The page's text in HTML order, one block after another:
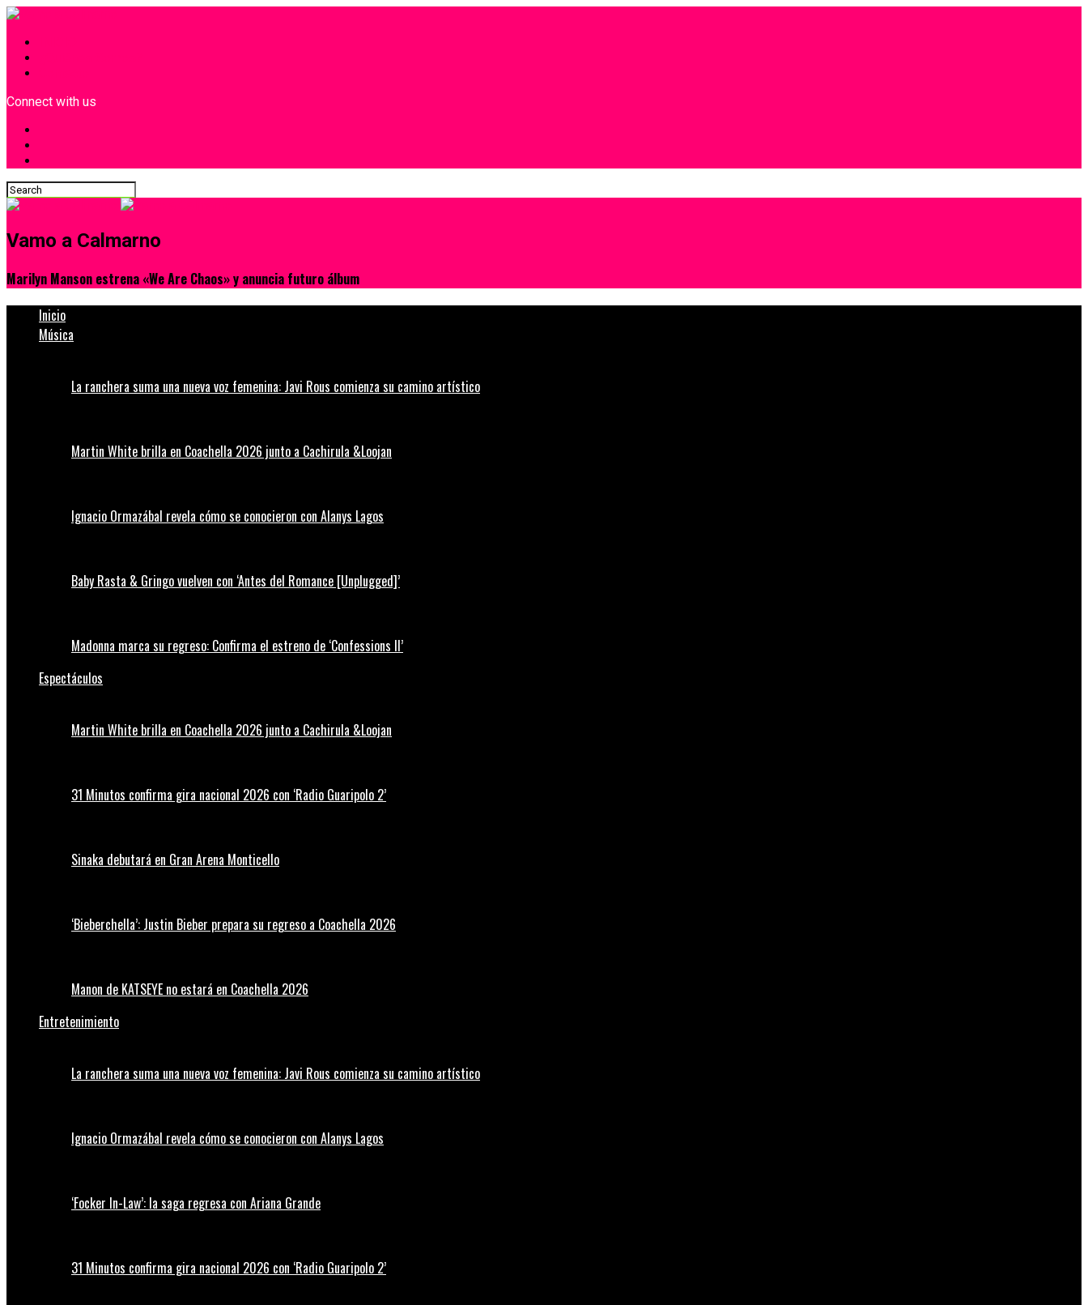
Connect with us
Vamo a Calmarno
Marilyn Manson estrena «We Are Chaos» y anuncia futuro álbum
Inicio
Música
La ranchera suma una nueva voz femenina: Javi Rous comienza su camino artístico
Martin White brilla en Coachella 2026 junto a Cachirula &Loojan
Ignacio Ormazábal revela cómo se conocieron con Alanys Lagos
Baby Rasta & Gringo vuelven con ‘Antes del Romance [Unplugged]’
Madonna marca su regreso: Confirma el estreno de ‘Confessions II’
Espectáculos
Martin White brilla en Coachella 2026 junto a Cachirula &Loojan
31 Minutos confirma gira nacional 2026 con ‘Radio Guaripolo 2’
Sinaka debutará en Gran Arena Monticello
‘Bieberchella’: Justin Bieber prepara su regreso a Coachella 2026
Manon de KATSEYE no estará en Coachella 2026
Entretenimiento
La ranchera suma una nueva voz femenina: Javi Rous comienza su camino artístico
Ignacio Ormazábal revela cómo se conocieron con Alanys Lagos
‘Focker In-Law’: la saga regresa con Ariana Grande
31 Minutos confirma gira nacional 2026 con ‘Radio Guaripolo 2’